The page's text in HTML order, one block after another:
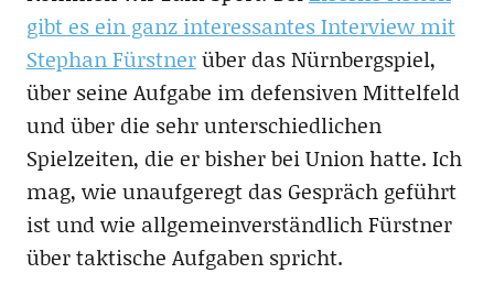
gibt es ein ganz interessantes Interview mit
Stephan Fürstnerüber das Nürnbergspiel,
über seine Aufgabe im defensiven Mittelfeld
und über die sehr unterschiedlichen
Spielzeiten, die er bisher bei Union hatte. Ich
mag, wie unaufgeregt das Gespräch geführt
ist und wie allgemeinverständlich Fürstner
über taktische Aufgaben spricht.